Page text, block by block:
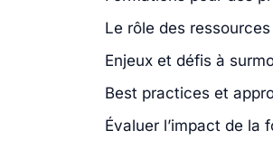
Le rôle des
Enjeux et défis à
Best practices et
Évaluer l’impact de la